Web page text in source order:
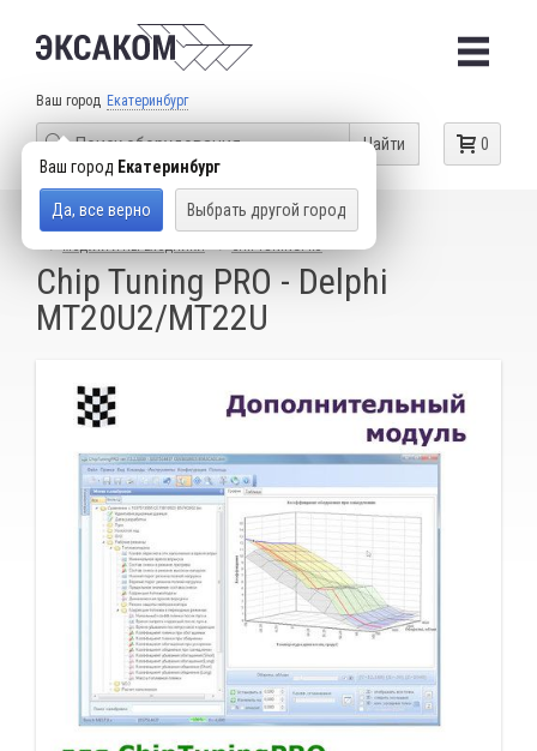
Ваш город Екатеринбург
Ваш город Екатеринбург
Да, все верно Выбрать другой город
0
Найти
КАТАЛОГ ТОВАРОВ
ОБОРУДОВАНИЕ ДЛЯ ЧИП-ТЮНИНГА
Chip Tuning PRO - Delphi
MT20U2/MT22U